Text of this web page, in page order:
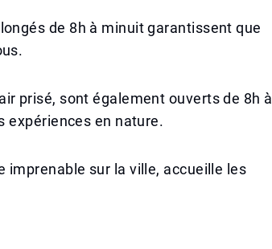
de 8h à minuit garantissent que
prisé, sont également ouverts de 8h à
expériences en nature.
imprenable sur la ville, accueille les